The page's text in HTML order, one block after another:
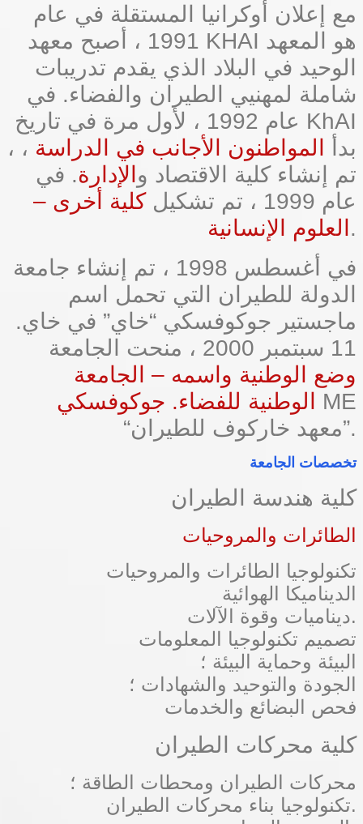
مع إعلان أوكرانيا المستقلة في عام
1991 ، أصبح معهد KHAI هو المعهد
الوحيد في البلاد الذي يقدم تدريبات
شاملة لمهنيي الطيران والفضاء. في
عام 1992 ، لأول مرة في تاريخ KhAI
، بدأ
المواطنون الأجانب في الدراسة ،
تم إنشاء كلية الاقتصاد و الإدارة. في
عام 1999 ، تم تشكيل
كلية أخرى –
العلوم الإنسانية .
في أغسطس 1998 ، تم إنشاء جامعة
الدولة للطيران التي تحمل اسم
ماجستير جوكوفسكي “خاي” في خاي.
11 سبتمبر 2000 ، منحت الجامعة
وضع الوطنية واسمه – الجامعة
الوطنية للفضاء. جوكوفسكي
ME
“معهد خاركوف للطيران”.
تخصصات الجامعة
كلية هندسة الطيران
الطائرات والمروحيات
تكنولوجيا الطائرات والمروحيات
الديناميكا الهوائية
ديناميات وقوة الآلات.
تصميم تكنولوجيا المعلومات
البيئة وحماية البيئة ؛
الجودة والتوحيد والشهادات ؛
فحص البضائع والخدمات
كلية محركات الطيران
محركات الطيران ومحطات الطاقة ؛
تكنولوجيا بناء محركات الطيران.